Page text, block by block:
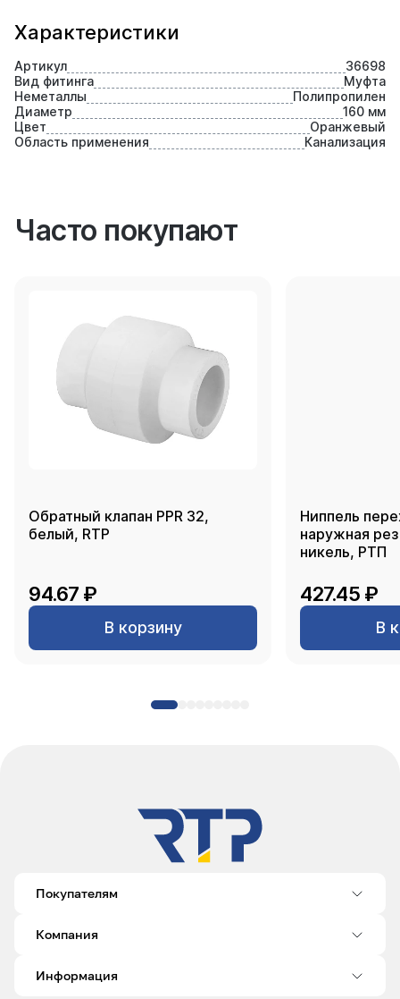
Характеристики
Артикул
36698
Вид фитинга
Муфта
Неметаллы
Полипропилен
Диаметр
160 мм
Цвет
Оранжевый
Область применения
Канализация
Часто покупают
Обратный клапан PPR 32,
белый, RTP
94.67 ₽
В корзину
Ниппель
наружная
никель, РТП
427.45 ₽
В
Покупателям
Компания
Информация